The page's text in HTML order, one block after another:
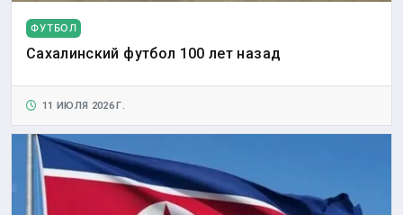
ФУТБОЛ
Сахалинский футбол 100 лет назад
11 ИЮЛЯ 2026 Г.